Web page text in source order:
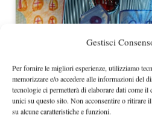
Gestisci
Per fornire le migliori esperienze, utilizziamo
memorizzare e/o accedere alle informazioni del
tecnologie ci permetterà di elaborare dati come
unici su questo sito. Non acconsentire o ritirare
su alcune caratteristiche e funzioni.